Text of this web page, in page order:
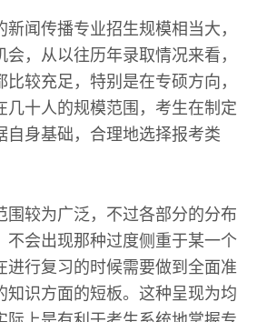
闻传播专业招生规模相当大，
，从以往历年录取情况来看，
较充足，特别是在专硕方向，
几十人的规模范围，考生在制定
自身基础，合理地选择报考类
围较为广泛，不过各部分的分布
不会出现那种过度侧重于某一个
进行复习的时候需要做到全面准
知识方面的短板。这种呈现为均